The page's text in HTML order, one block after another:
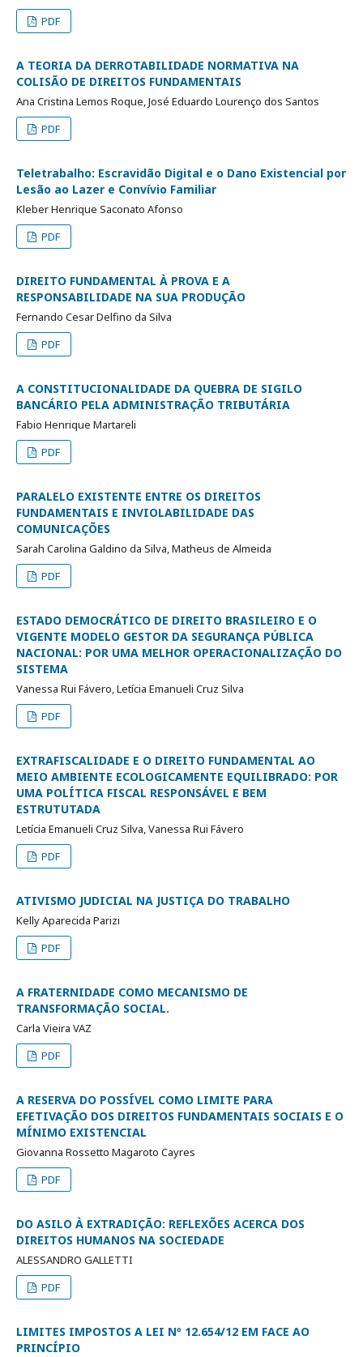
PDF
A TEORIA DA DERROTABILIDADE NORMATIVA NA
COLISÃO DE DIREITOS FUNDAMENTAIS
Ana Cristina Lemos Roque, José Eduardo Lourenço dos Santos
PDF
Teletrabalho: Escravidão Digital e o Dano Existencial por
Lesão ao Lazer e Convívio Familiar
Kleber Henrique Saconato Afonso
PDF
DIREITO FUNDAMENTAL À PROVA E A
RESPONSABILIDADE NA SUA PRODUÇÃO
Fernando Cesar Delfino da Silva
PDF
A CONSTITUCIONALIDADE DA QUEBRA DE SIGILO
BANCÁRIO PELA ADMINISTRAÇÃO TRIBUTÁRIA
Fabio Henrique Martareli
PDF
PARALELO EXISTENTE ENTRE OS DIREITOS
FUNDAMENTAIS E INVIOLABILIDADE DAS
COMUNICAÇÕES
Sarah Carolina Galdino da Silva, Matheus de Almeida
PDF
ESTADO DEMOCRÁTICO DE DIREITO BRASILEIRO E O
VIGENTE MODELO GESTOR DA SEGURANÇA PÚBLICA
NACIONAL: POR UMA MELHOR OPERACIONALIZAÇÃO DO
SISTEMA
Vanessa Rui Fávero, Letícia Emanueli Cruz Silva
PDF
EXTRAFISCALIDADE E O DIREITO FUNDAMENTAL AO
MEIO AMBIENTE ECOLOGICAMENTE EQUILIBRADO: POR
UMA POLÍTICA FISCAL RESPONSÁVEL E BEM
ESTRUTUTADA
Letícia Emanueli Cruz Silva, Vanessa Rui Fávero
PDF
ATIVISMO JUDICIAL NA JUSTIÇA DO TRABALHO
Kelly Aparecida Parizi
PDF
A FRATERNIDADE COMO MECANISMO DE
TRANSFORMAÇÃO SOCIAL.
Carla Vieira VAZ
PDF
A RESERVA DO POSSÍVEL COMO LIMITE PARA
EFETIVAÇÃO DOS DIREITOS FUNDAMENTAIS SOCIAIS E O
MÍNIMO EXISTENCIAL
Giovanna Rossetto Magaroto Cayres
PDF
DO ASILO À EXTRADIÇÃO: REFLEXÕES ACERCA DOS
DIREITOS HUMANOS NA SOCIEDADE
ALESSANDRO GALLETTI
PDF
LIMITES IMPOSTOS A LEI Nº 12.654/12 EM FACE AO
PRINCÍPIO